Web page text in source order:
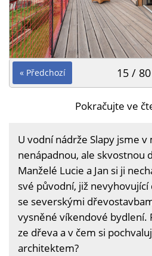
« Předchozí 15 / 80
Pokračujte ve
U vodní nádrže Slapy jsme
nenápadnou, ale skvostnou
Manželé Lucie a Jan si ji
své původní, již
se severskými
vysněné víkendové bydlení.
ze dřeva a v čem si
architektem?